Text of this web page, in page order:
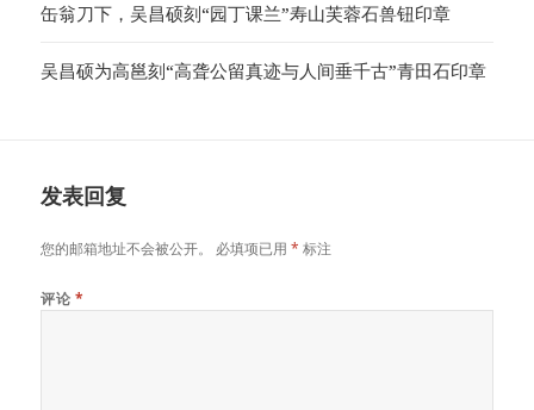
缶翁刀下，吴昌硕刻“园丁课兰”寿山芙蓉石兽钮印章
吴昌硕为高邕刻“高聋公留真迹与人间垂千古”青田石印章
发表回复
您的邮箱地址不会被公开。 必填项已用* 标注
评论 *